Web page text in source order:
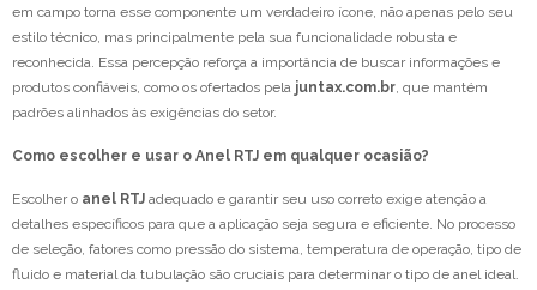
em campo torna esse componente um verdadeiro ícone, não apenas pelo seu
estilo técnico, mas principalmente pela sua funcionalidade robusta e
reconhecida. Essa percepção reforça a importância de buscar informações e
produtos confiáveis, como os ofertados pela juntax.com.br, que mantém
padrões alinhados às exigências do setor.
Como escolher e usar o Anel RTJ em qualquer ocasião?
Escolher o anel RTJ adequado e garantir seu uso correto exige atenção a
detalhes específicos para que a aplicação seja segura e eficiente. No processo
de seleção, fatores como pressão do sistema, temperatura de operação, tipo de
fluido e material da tubulação são cruciais para determinar o tipo de anel ideal.